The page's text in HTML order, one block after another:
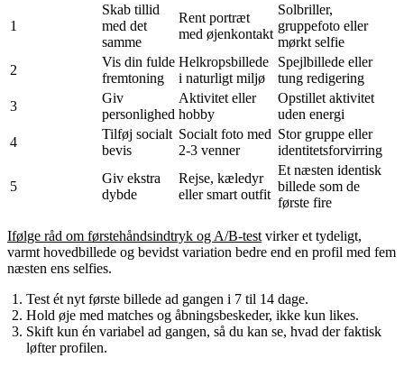
1
Skab tillid
med det
samme
Rent portræt
med øjenkontakt
Solbriller,
gruppefoto eller
mørkt selfie
2
Vis din fulde
fremtoning
Helkropsbillede
i naturligt miljø
Spejlbillede eller
tung redigering
3
Giv
personlighed
Aktivitet eller
hobby
Opstillet aktivitet
uden energi
4
Tilføj socialt
bevis
Socialt foto med
2-3 venner
Stor gruppe eller
identitetsforvirring
5
Giv ekstra
dybde
Rejse, kæledyr
eller smart outfit
Et næsten identisk
billede som de
første fire
Ifølge råd om førstehåndsindtryk og A/B-test virker et tydeligt,
varmt hovedbillede og bevidst variation bedre end en profil med fem
næsten ens selfies.
Test ét nyt første billede ad gangen i 7 til 14 dage.
Hold øje med matches og åbningsbeskeder, ikke kun likes.
Skift kun én variabel ad gangen, så du kan se, hvad der faktisk
løfter profilen.